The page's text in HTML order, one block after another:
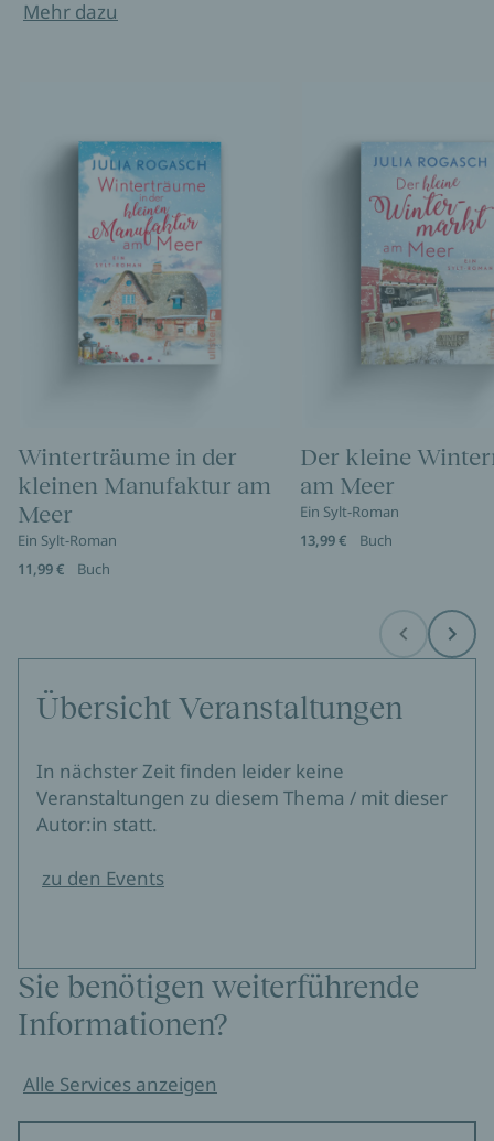
Mehr dazu
Winterträume in der
kleinen Manufaktur am
Meer
Ein Sylt-Roman
11,99 €
Buch
Der kleine
am Meer
Ein Sylt-Roman
13,99 €
Buch
Before Next
Übersicht Veranstaltungen
In nächster Zeit finden leider keine
Veranstaltungen zu diesem Thema / mit dieser
Autor:in statt.
zu den Events
Sie benötigen weiterführende
Informationen?
Alle Services anzeigen